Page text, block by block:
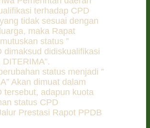
terhadap CPD
tidak sesuai dengan
maka Rapat
status ”
dimaksud didiskualifikasi
status menjadi ”
Akan dimuat dalam
tersebut, adapun kuota
status CPD
Prestasi Rapot PPDB